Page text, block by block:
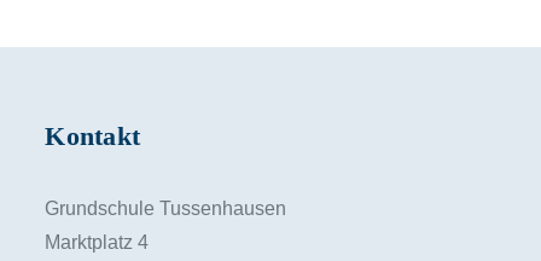
Kontakt
Grundschule Tussenhausen
Marktplatz 4